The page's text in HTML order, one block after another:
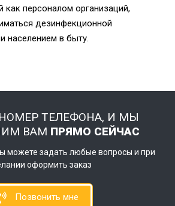
как персоналом организаций,
дезинфекционной
населением в быту.
ТЕЛЕФОНА, И МЫ
ВАМ ПРЯМО СЕЙЧАС
можете задать любые вопросы и при
оформить заказ
Позвонить мне